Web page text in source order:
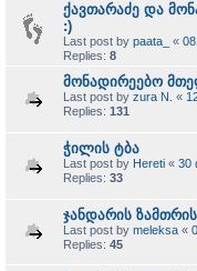
ქავთარაძე და
:)
Last post by paata_ «
Replies: 8
მონადირეებო
Last post by zura N. «
Replies: 131
ჭილის ტბა
Last post by Hereti « 30
Replies: 33
ჯანდარის
Last post by meleksa «
Replies: 45